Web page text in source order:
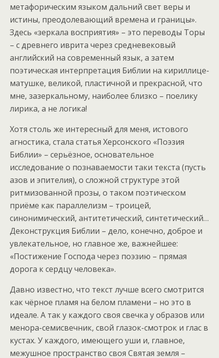
метафорическим языком дальний свет веры и
истины, преодолевающий времена и границы».
Здесь «зеркала восприятия» – это переводы Торы
– с древнего иврита через средневековый
английский на современный язык, а затем
поэтическая интерпретация Библии на кириллице-
матушке, великой, пластичной и прекрасной, что
мне, зазеркальному, наиболее близко – поелику
лирика, а не логика!
Хотя столь же интересный для меня, истового
агностика, стала статья Херсонского «Поэзия
Библии» – серьёзное, основательное
исследование о познаваемости таки текста (пусть
азов и эпителия), о сложной структуре этой
ритмизованной прозы, о таком поэтическом
приёме как параллелизм – троицей,
синонимический, антитетический, синтетический…
Деконструкция Библии – дело, конечно, доброе и
увлекательное, но главное же, важнейшее:
«Постижение Господа через поэзию – прямая
дорога к сердцу человека».
Давно известно, что текст лучше всего смотрится
как чёрное пламя на белом пламени – но это в
идеале. А так у каждого своя свечка у образов или
менора-семисвечник, свой глазок-смотрок и глас в
кустах. У каждого, имеющего уши и, главное,
межушное пространство своя Святая земля –